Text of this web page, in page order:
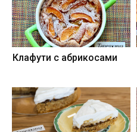
Клафути с абрикосами